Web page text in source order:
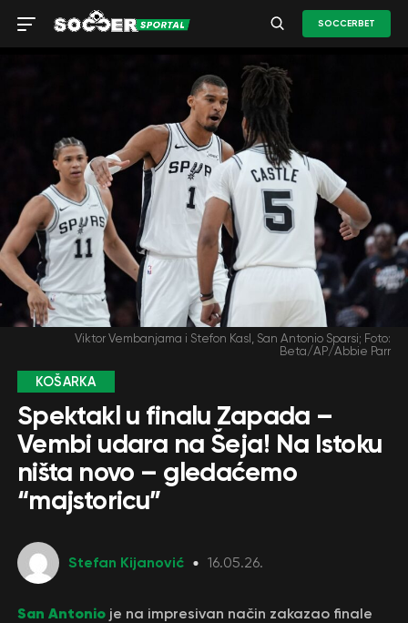
SOCCERBET
Viktor Vembanjama i Stefon Kasl, San Antonio Sparsi; Foto:
Beta/AP/Abbie Parr
KOŠARKA
Spektakl u finalu Zapada –
Vembi udara na Šeja! Na Istoku
ništa novo – gledaćemo
“majstoricu”
Stefan Kijanović 16.05.26.
San Antonioje na impresivan način zakazao finale